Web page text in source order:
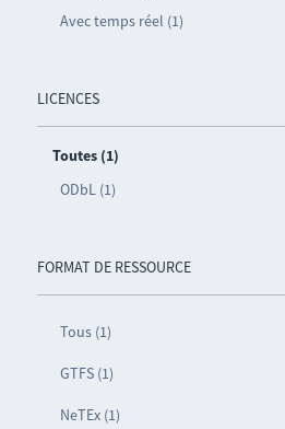
Avec temps réel (1)
LICENCES
Toutes (1)
ODbL (1)
FORMAT DE RESSOURCE
Tous (1)
GTFS (1)
NeTEx (1)